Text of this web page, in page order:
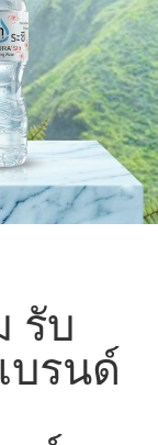
รับ
รนด์